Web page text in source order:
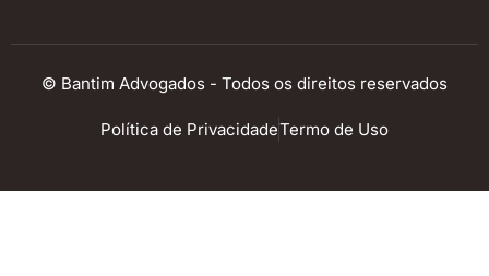
© Bantim Advogados - Todos os direitos reservados
Política de PrivacidadeTermo de Uso